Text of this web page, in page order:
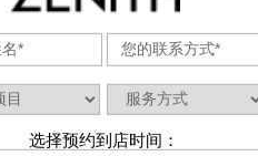
选择预约到店时间：